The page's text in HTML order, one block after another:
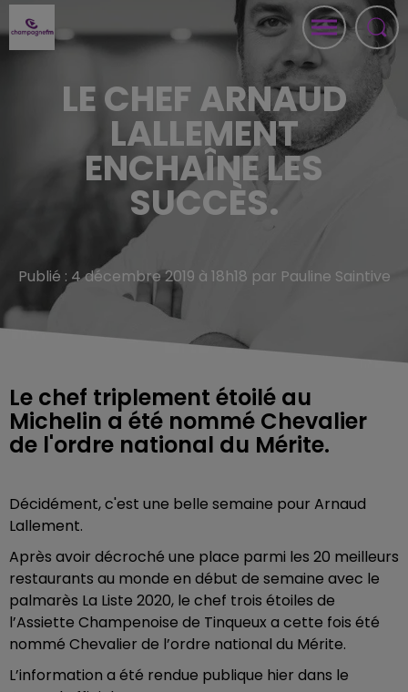
LE CHEF ARNAUD
LALLEMENT
ENCHAÎNE LES
SUCCÈS.
Publié : 4 décembre 2019 à 18h18 par Pauline Saintive
Le chef triplement étoilé au
Michelin a été nommé Chevalier
de l'ordre national du Mérite.
Décidément, c'est une belle semaine pour Arnaud
Lallement.
Après avoir décroché une place parmi les 20 meilleurs
restaurants au monde en début de semaine avec le
palmarès La Liste 2020, le chef trois étoiles de
l’Assiette Champenoise de Tinqueux a cette fois été
nommé Chevalier de l’ordre national du Mérite.
L’information a été rendue publique hier dans le